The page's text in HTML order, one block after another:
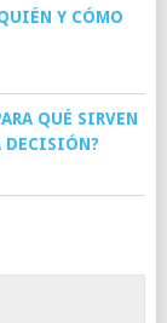
Y CÓMO
QUÉ SIRVEN
DECISIÓN?